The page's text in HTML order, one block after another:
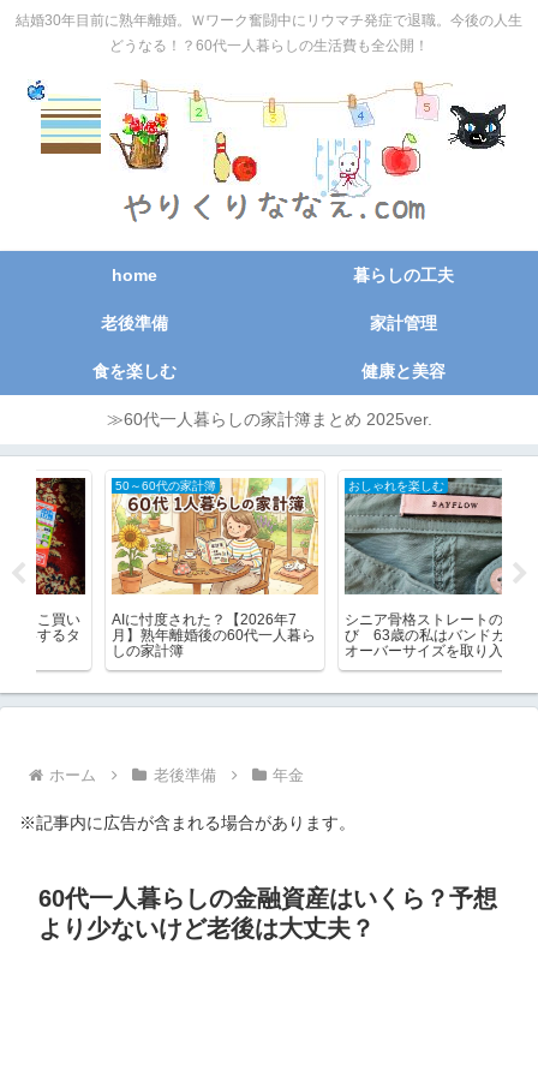
結婚30年目前に熟年離婚。Ｗワーク奮闘中にリウマチ発症で退職。今後の人生
どうなる！？60代一人暮らしの生活費も全公開！
home 暮らしの工夫
老後準備 家計管理
食を楽しむ 健康と美容
≫60代一人暮らしの家計簿まとめ 2025ver.
50～60代の家計簿
AIに忖度された？【2026年7
月】熟年離婚後の60代一人暮ら
しの家計簿
おしゃれを楽しむ
シニア骨格ストレートの服選
び 63歳の私はバンドカラー・
オーバーサイズを取り入れてい
ホーム 老後準備 年金
※記事内に広告が含まれる場合があります。
60代一人暮らしの金融資産はいくら？予想
より少ないけど老後は大丈夫？